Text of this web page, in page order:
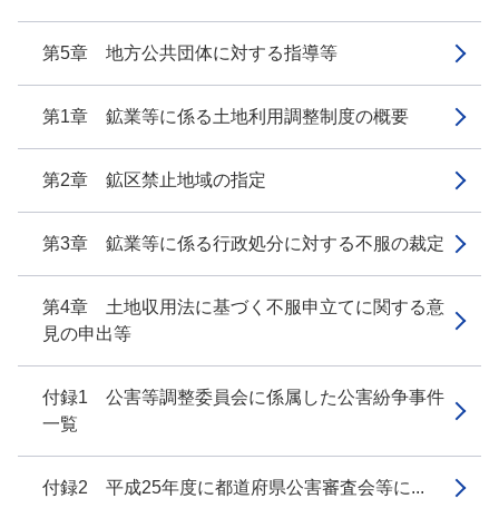
第5章 地方公共団体に対する指導等
第1章 鉱業等に係る土地利用調整制度の概要
第2章 鉱区禁止地域の指定
第3章 鉱業等に係る行政処分に対する不服の裁定
第4章 土地収用法に基づく不服申立てに関する意
見の申出等
付録1 公害等調整委員会に係属した公害紛争事件
一覧
付録2 平成25年度に都道府県公害審査会等に...